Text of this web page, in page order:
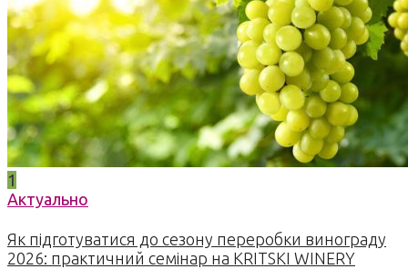
1
Актуально
Як підготуватися до сезону переробки винограду
2026: практичний семінар на KRITSKI WINERY